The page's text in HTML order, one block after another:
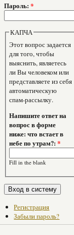
Пароль: *
КАПЧА
Этот вопрос задается
для того, чтобы
выяснить, являетесь
ли Вы человеком или
представляете из себя
автоматическую
спам-рассылку.
Напишите ответ на
вопрос в форме
ниже: что встает в
небе по утрам?:*
Fill in the blank
Регистрация
Забыли пароль?